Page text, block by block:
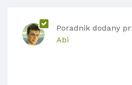
Poradnik dodany
Abi